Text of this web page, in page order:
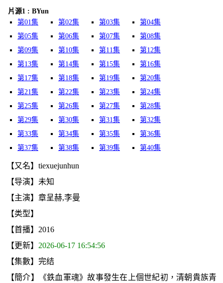
片源1 : BYun
第01集
第02集 第03集
第04集
第05集
第06集 第07集
第08集
第09集
第10集 第11集
第12集
第13集
第14集 第15集
第16集
第17集
第18集 第19集
第20集
第21集
第22集 第23集
第24集
第25集
第26集 第27集
第28集
第29集
第30集 第31集
第32集
第33集
第34集 第35集
第36集
第37集
第38集 第39集 第40集
【又名】tiexuejunhun
【导演】未知
【主演】章呈赫,李曼
【类型】
【首播】2016
【更新】 2026-06-17 16:54:56
【集數】完结
【簡介】《鉄血軍魂》故事發生在上個世紀初，清朝貴族青